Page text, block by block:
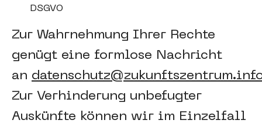
DSGVO
Zur Wahrnehmung Ihrer Rechte
genügt eine formlose Nachricht
an
Zur Verhinderung unbefugter
Auskünfte können wir im Einzelfall